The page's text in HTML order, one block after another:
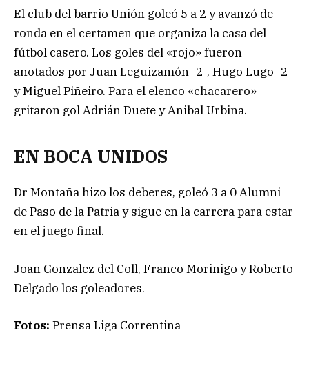
El club del barrio Unión goleó 5 a 2 y avanzó de
ronda en el certamen que organiza la casa del
fútbol casero. Los goles del «rojo» fueron
anotados por Juan Leguizamón -2-, Hugo Lugo -2-
y Miguel Piñeiro. Para el elenco «chacarero»
gritaron gol Adrián Duete y Anibal Urbina.
EN BOCA UNIDOS
Dr Montaña hizo los deberes, goleó 3 a 0 Alumni
de Paso de la Patria y sigue en la carrera para estar
en el juego final.
Joan Gonzalez del Coll, Franco Morinigo y Roberto
Delgado los goleadores.
Fotos: Prensa Liga Correntina